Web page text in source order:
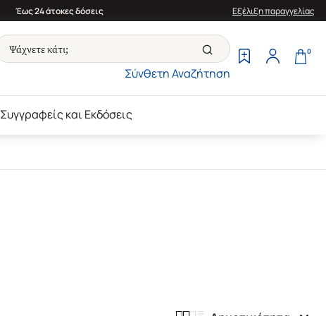
Έως 24 άτοκες δόσεις Εξέλιξη παραγγελίας
Σύνθετη Αναζήτηση
0
Συγγραφείς και Εκδόσεις